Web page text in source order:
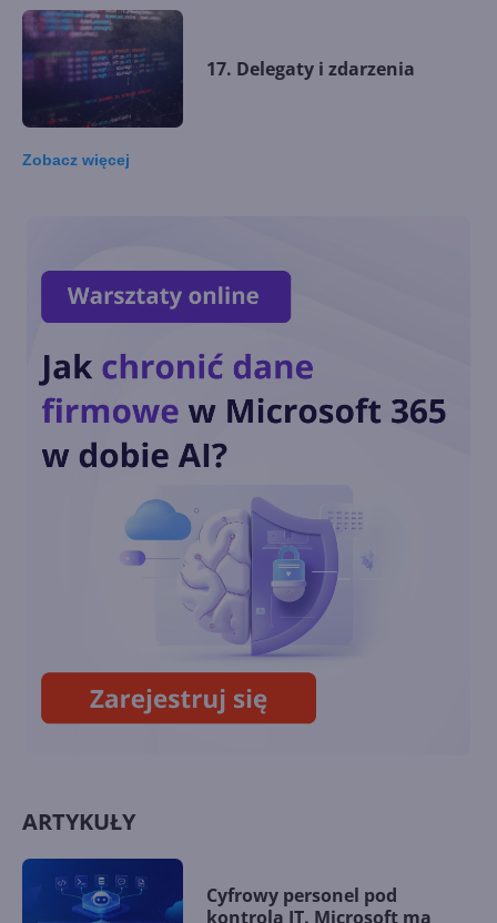
17. Delegaty i zdarzenia
15. Wyjątki - część I
13. Łańcuchy w C# 2.0
Zobacz więcej
ARTYKUŁY
Cyfrowy personel pod
kontrolą IT. Microsoft ma